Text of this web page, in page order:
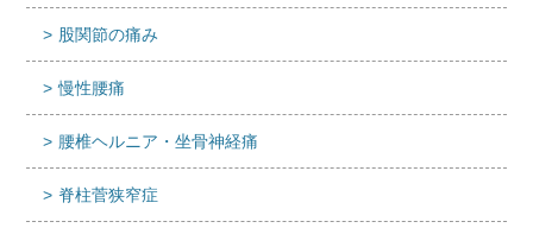
股関節の痛み
慢性腰痛
腰椎ヘルニア・坐骨神経痛
脊柱菅狭窄症